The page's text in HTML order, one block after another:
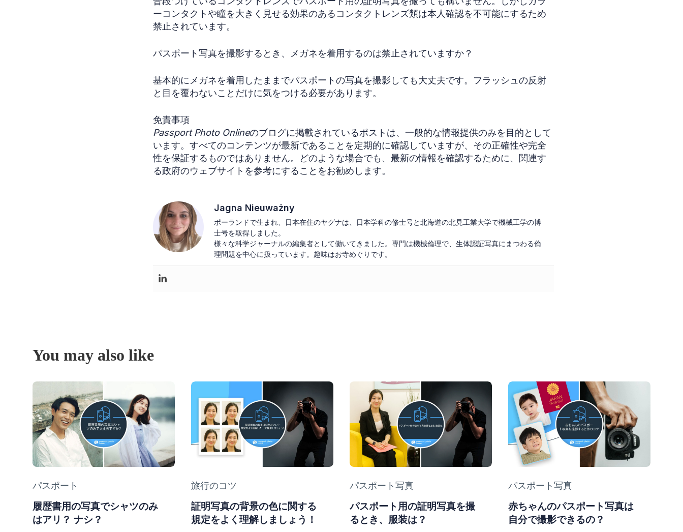
ーコンタクトや瞳を大きく見せる効果のあるコンタクトレンズ類は本人確認を不可能にするため
禁止されています。
パスポート写真を撮影するとき、メガネを着用するのは禁止されていますか？
基本的にメガネを着用したままでパスポートの写真を撮影しても大丈夫です。フラッシュの反射
と目を覆わないことだけに気をつける必要があります。
免責事項
Passport Photo Onlineのブログに掲載されているポストは、一般的な情報提供のみを目的として
います。すべてのコンテンツが最新であることを定期的に確認していますが、その正確性や完全
性を保証するものではありません。どのような場合でも、最新の情報を確認するために、関連す
る政府のウェブサイトを参考にすることをお勧めします。
Jagna Nieuważny
ポーランドで生まれ、日本在住のヤグナは、日本学科の修士号と北海道の北見工業大学で機械工学の博
士号を取得しました。
様々な科学ジャーナルの編集者として働いてきました。専門は機械倫理で、生体認証写真にまつわる倫
理問題を中心に扱っています。趣味はお寺めぐりです。
You may also like
Category
パスポート
履歴書用の写真でシャツのみ
はアリ？ ナシ？
Category
旅行のコツ
証明写真の背景の色に関する
規定をよく理解しましょう！
Category
パスポート写真
パスポート用の証明写真を撮
るとき、服装は？
Category
パスポート写真
赤ちゃんのパスポート写真は
自分で撮影できるの？